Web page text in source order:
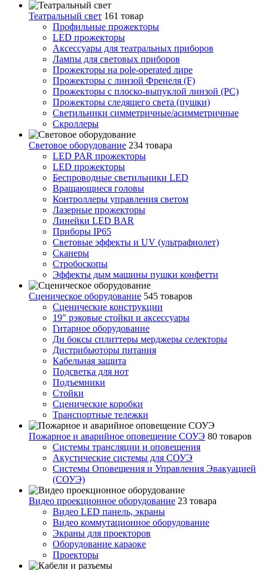
Театральный свет 161 товар
Профильные прожекторы
LED прожекторы
Аксессуары для театральных приборов
Лампы для световых приборов
Прожекторы на pole-operated лире
Прожекторы с линзой Френеля (F)
Прожекторы с плоско-выпуклой линзой (PC)
Прожекторы следящего света (пушки)
Светильники симметричные/асимметричные
Скроллеры
Световое оборудование 234 товара
LED PAR прожекторы
LED прожекторы
Беспроводные светильники LED
Вращающиеся головы
Контроллеры управления светом
Лазерные прожекторы
Линейки LED BAR
Приборы IP65
Световые эффекты и UV (ультрафиолет)
Сканеры
Стробоскопы
Эффекты дым машины пушки конфетти
Сценическое оборудование 545 товаров
Сценические конструкции
19" рэковые стойки и аксесcуары
Гитарное оборудование
Ди боксы сплиттеры мерджеры селекторы
Дистрибьюторы питания
Кабельная защита
Подсветка для нот
Подъемники
Стойки
Сценические коробки
Транспортные тележки
Пожарное и аварийное оповещение СОУЭ 80 товаров
Cистемы трансляции и оповещения
Акустические системы для СОУЭ
Системы Оповещения и Управления Эвакуацией
(СОУЭ)
Видео проекционное оборудование 23 товара
Видео LED панель, экраны
Видео коммутационное оборудование
Экраны для проекторов
Оборудование караоке
Проекторы